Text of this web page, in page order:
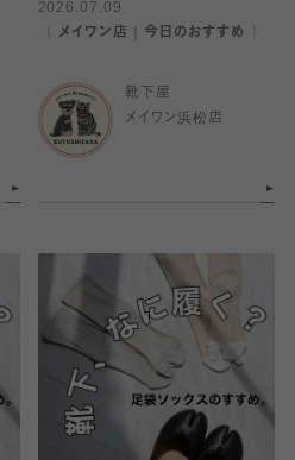
2026.07.09
〈 メイワン店｜今日のおすすめ 〉
靴下屋
メイワン浜松店